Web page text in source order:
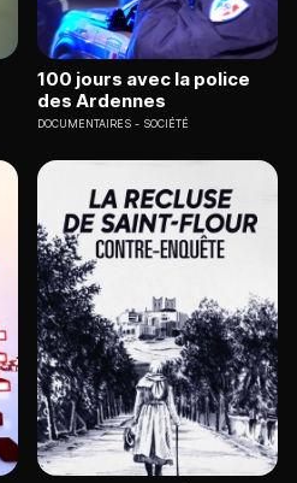
100 jours avec la police
des Ardennes
DOCUMENTAIRES SOCIÉTÉ